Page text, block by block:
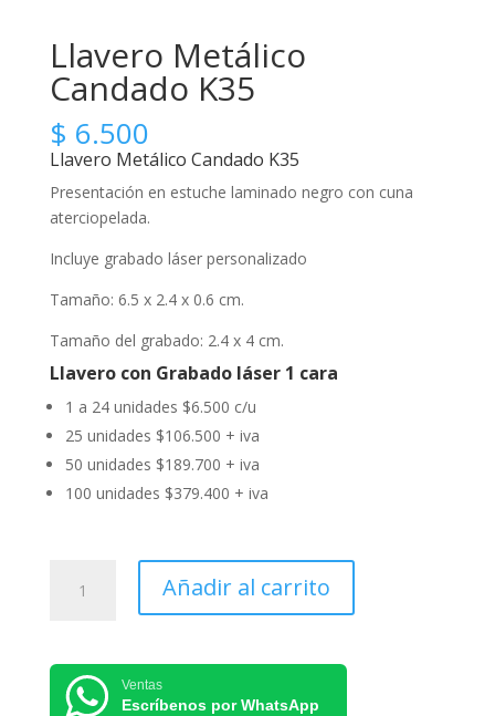
Llavero Metálico
Candado K35
$ 6.500
Llavero Metálico Candado K35
Presentación en estuche laminado negro con cuna
aterciopelada.
Incluye grabado láser personalizado
Tamaño: 6.5 x 2.4 x 0.6 cm.
Tamaño del grabado: 2.4 x 4 cm.
Llavero con Grabado láser 1 cara
1 a 24 unidades $6.500 c/u
25 unidades $106.500 + iva
50 unidades $189.700 + iva
100 unidades $379.400 + iva
Metálico
cantidad
Añadir al carrito
Ventas
Escríbenos por WhatsApp